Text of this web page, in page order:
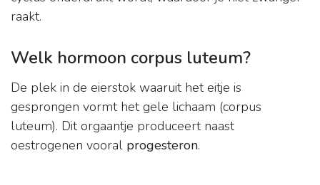
raakt.
Welk hormoon corpus luteum?
De plek in de eierstok waaruit het eitje is
gesprongen vormt het gele lichaam (corpus
luteum). Dit orgaantje produceert naast
oestrogenen vooral progesteron.